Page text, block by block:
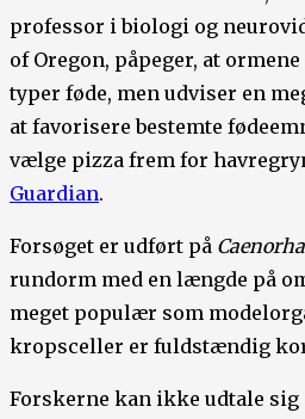
professor i biologi og
of Oregon, påpeger, at
typer føde, men udviser en
at favorisere bestemte
vælge pizza frem for
Guardian.
Forsøget er udført på
rundorm med en længde på
meget populær som
kropsceller er fuldstændig
Forskerne kan ikke udtale